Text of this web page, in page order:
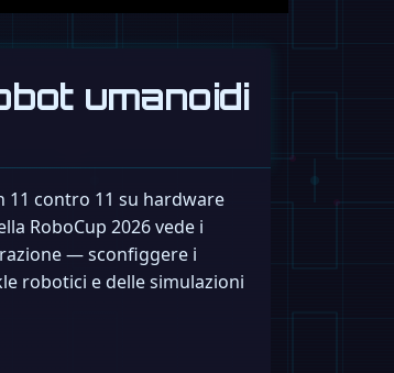
umanoidi
contro 11 su hardware
RoboCup 2026 vede i
— sconfiggere i
robotici e delle simulazioni